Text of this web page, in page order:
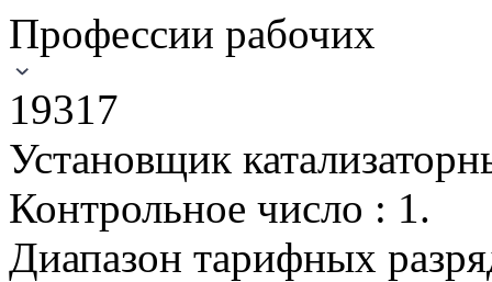
Профессии рабочих
19317
Установщик
Контрольное число : 1.
Диапазон тарифных